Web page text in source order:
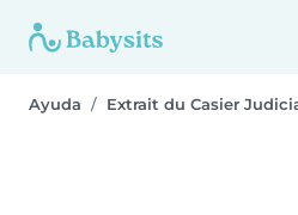
Ayuda Extrait du Casier